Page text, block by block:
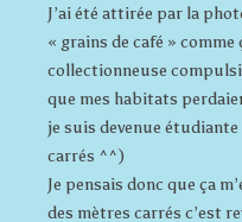
J’ai été attirée par la
« grains de café » comme
collectionneuse
que mes habitats
je suis devenue
carrés ^^)
Je pensais donc que ça
des mètres carrés c’est